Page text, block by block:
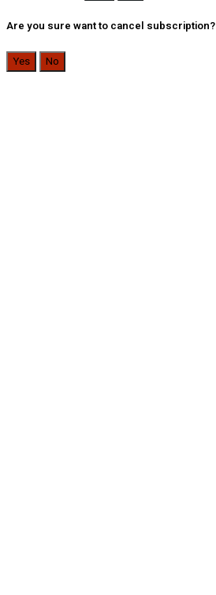
Are you sure want to cancel subscription?
Yes No